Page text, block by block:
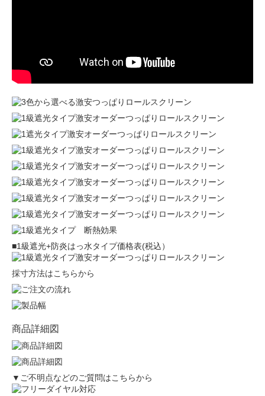
■1級遮光+防炎はっ水タイプ価格表(税込）
採寸方法はこちらから
商品詳細図
▼ご不明点などのご質問はこちらから